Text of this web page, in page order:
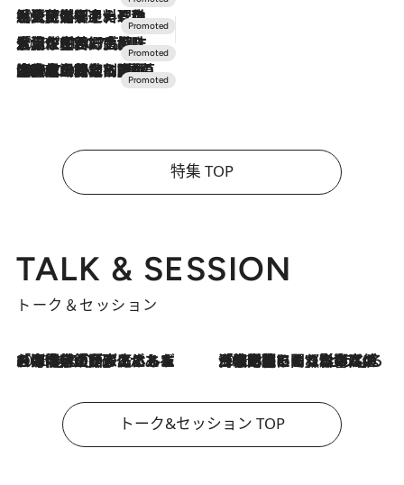
2026.7.24
【夏限定ディナーコース】旬を迎える稚鮎や花ズッキーニなどをイタリア・トスカーナの郷土料理の手法で満喫！
2026.7.17
「土佐和ハーブかき氷」がOMO7高知に登場！生姜、山椒、大葉など目にも舌にも涼を呼ぶ郷土の味
2026.7.10
NEW OPEN！【界 草津】名湯の地に誕生。趣の異なる2種の温泉と上州ならではの会席・蕎麦割烹など美食を味わう究極の癒やし旅
特集 TOP
TALK & SESSION
トーク＆セッション
2026.8.3
「今後値上げがあるとすれば…」「リスクがあるのは今年の冬」エネルギー専門家が語る、ホルムズ海峡封鎖が家庭にもたらす“ある心配” 2026.8.3
「住宅建てられない…」「サーチャージ料の高値が続いている」ホルムズ海峡封鎖による影響はいつまで続く？《エネルギー専門家に聞く“どうなる日本の暮らし”》
トーク&セッション TOP